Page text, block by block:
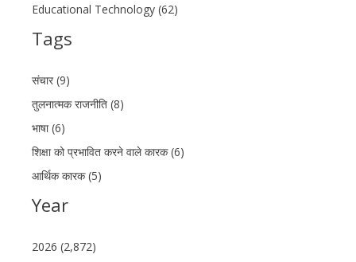
Educational Technology (62)
Tags
संचार (9)
तुलनात्मक राजनीति (8)
भाषा (6)
शिक्षा को प्रभावित करने वाले कारक (6)
आर्थिक कारक (5)
Year
2026 (2,872)